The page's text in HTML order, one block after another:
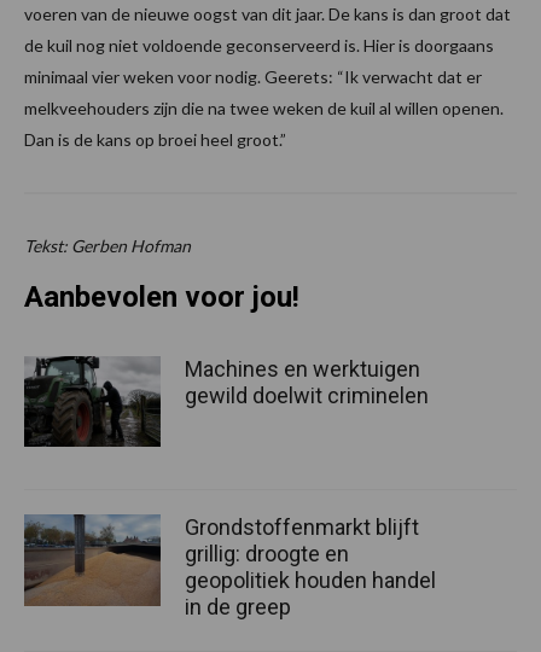
voeren van de nieuwe oogst van dit jaar. De kans is dan groot dat
de kuil nog niet voldoende geconserveerd is. Hier is doorgaans
minimaal vier weken voor nodig. Geerets: “Ik verwacht dat er
melkveehouders zijn die na twee weken de kuil al willen openen.
Dan is de kans op broei heel groot.”
Tekst: Gerben Hofman
Aanbevolen voor jou!
Machines en werktuigen
gewild doelwit criminelen
Grondstoffenmarkt blijft
grillig: droogte en
geopolitiek houden handel
in de greep